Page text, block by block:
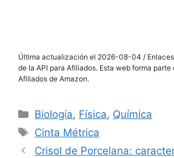
Última actualización el 2026-08-04 /
de la API para Afiliados. Esta web forma parte
Afiliados de Amazon.
Categorías
Biología, Física, Química
Etiquetas
Cinta Métrica
Crisol de Porcelana: